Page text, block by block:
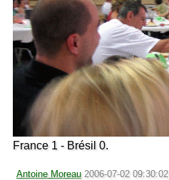
France 1 - Brésil 0.
Antoine Moreau 2006-07-02 09:30:02